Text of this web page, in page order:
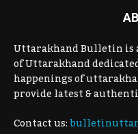
Uttarakhand Bulletin is
of Uttarakhand
happenings of
provide latest &
Contact us: